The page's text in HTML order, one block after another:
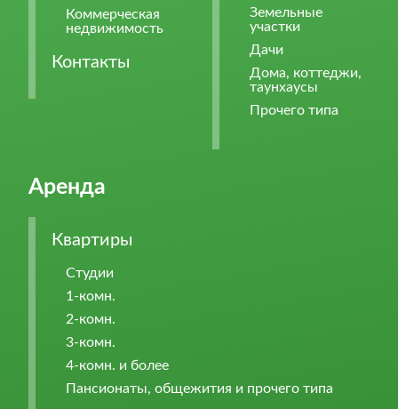
Коммерческая
недвижимость
Контакты
Земельные
участки
Дачи
Дома, коттеджи,
таунхаусы
Прочего типа
Аренда
Квартиры
Студии
1-комн.
2-комн.
3-комн.
4-комн. и более
Пансионаты, общежития и прочего типа